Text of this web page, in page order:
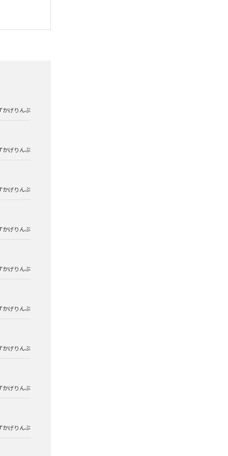
かげりんぶ
かげりんぶ
かげりんぶ
かげりんぶ
かげりんぶ
かげりんぶ
かげりんぶ
かげりんぶ
かげりんぶ